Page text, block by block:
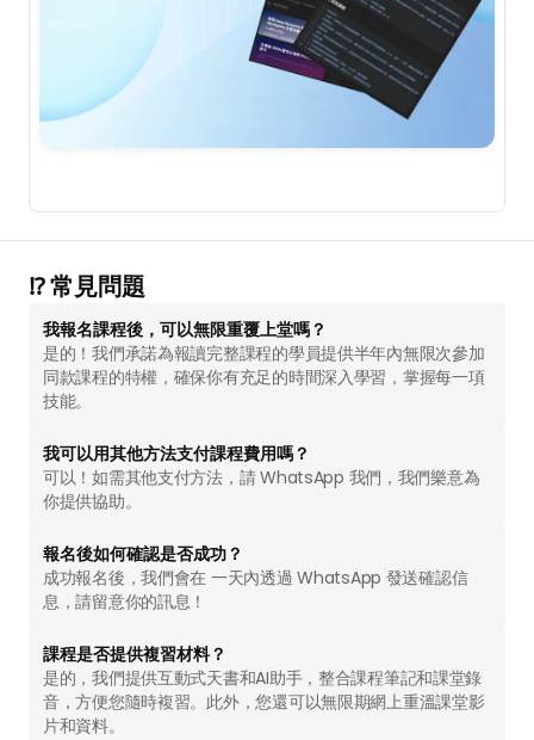
⁉️ 常見問題
我報名課程後，可以無限重覆上堂嗎？
是的！我們承諾為報讀完整課程的學員提供半年內無限次參加
同款課程的特權，確保你有充足的時間深入學習，掌握每一項
技能。
我可以用其他方法支付課程費用嗎？
可以！如需其他支付方法，請 WhatsApp 我們，我們樂意為
你提供協助。
⁠報名後如何確認是否成功？
成功報名後，我們會在 一天內透過 WhatsApp 發送確認信
息，請留意你的訊息！
課程是否提供複習材料？
是的，我們提供互動式天書和AI助手，整合課程筆記和課堂錄
音，方便您隨時複習。此外，您還可以無限期網上重溫課堂影
片和資料。